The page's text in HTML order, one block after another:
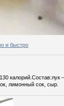
и быстро
лимонный сок, сыр.